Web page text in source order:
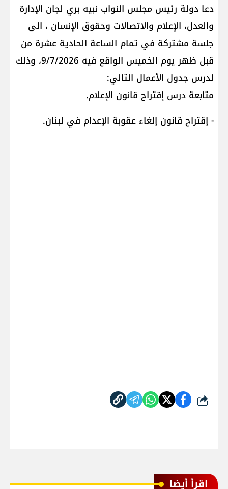
دعا دولة رئيس مجلس النواب ​نبيه بري​ لجان الإدارة
والعدل، الإعلام والاتصالات وحقوق الإنسان ، الى
جلسة مشتركة في تمام الساعة الحادية عشرة من
قبل ظهر يوم الخميس الواقع فيه 9/7/2026، وذلك
لدرس جدول الأعمال التالي:
متابعة درس إقتراح قانون الإعلام.
- إقتراح قانون إلغاء عقوبة الإعدام في ​لبنان​.
شارك
اقرأ أيضا